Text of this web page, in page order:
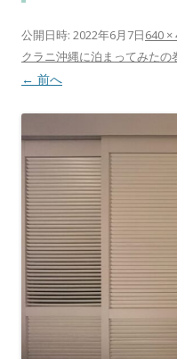
公開日時: 2022年6月7日640 ×
クラニ沖縄に泊まってみたの
← 前へ